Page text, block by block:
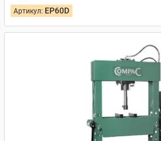
Артикул: EP60D